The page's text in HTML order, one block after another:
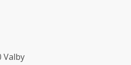
Valby